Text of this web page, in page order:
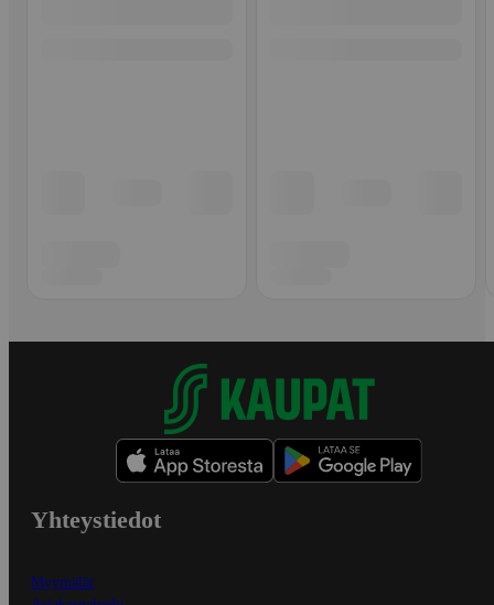
Yhteystiedot
Myymälät